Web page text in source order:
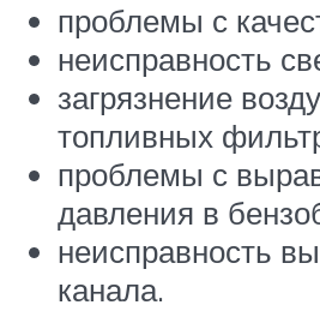
проблемы с
неисправность
загрязнение
топливных
проблемы с
давления в
неисправность
канала.